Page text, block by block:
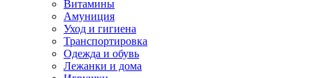
Витамины
Амуниция
Уход и гигиена
Транспортировка
Одежда и обувь
Лежанки и дома